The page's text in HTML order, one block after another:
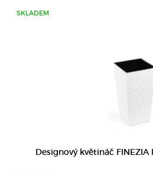
SKLADEM
Designový květináč FINEZIA